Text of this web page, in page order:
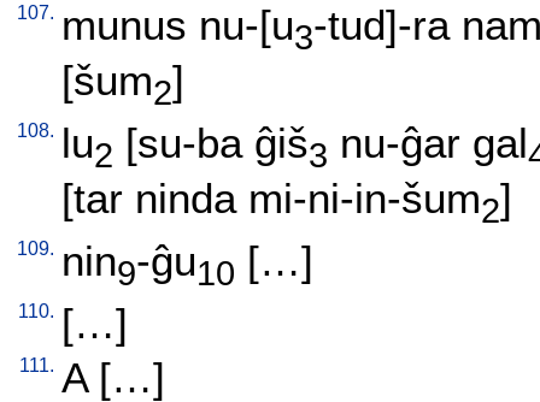
107. munus nu-[u3-tud]-ra
[šum2]
108. lu2 [su-ba ĝiš3 nu-ĝar gal
[tar ninda mi-ni-in-šum2]
109. nin9-ĝu10 […]
110. […]
111. A[…]